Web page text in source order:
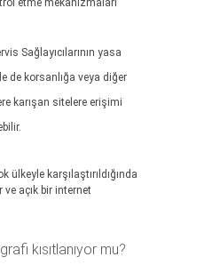
etme mekanizmaları
Sağlayıcılarının yasa
de korsanlığa veya diğer
karışan sitelere erişimi
ülkeyle karşılaştırıldığında
açık bir internet
kısıtlanıyor mu?